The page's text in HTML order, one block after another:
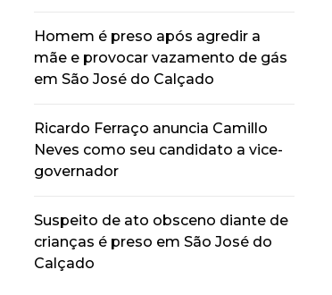
Homem é preso após agredir a
mãe e provocar vazamento de gás
em São José do Calçado
Ricardo Ferraço anuncia Camillo
Neves como seu candidato a vice-
governador
Suspeito de ato obsceno diante de
crianças é preso em São José do
Calçado